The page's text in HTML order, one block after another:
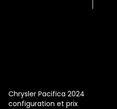
Chrysler Pacifica 2024
configuration et prix